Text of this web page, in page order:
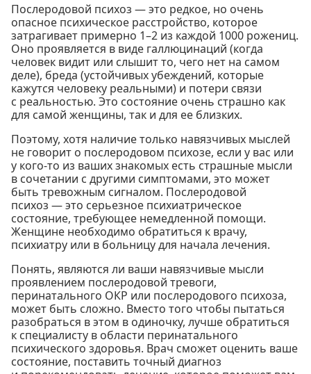
Послеродовой психоз — это редкое, но очень
опасное психическое расстройство, которое
затрагивает примерно 1–2 из каждой 1000 рожениц.
Оно проявляется в виде галлюцинаций (когда
человек видит или слышит то, чего нет на самом
деле), бреда (устойчивых убеждений, которые
кажутся человеку реальными) и потери связи
с реальностью. Это состояние очень страшно как
для самой женщины, так и для ее близких.
Поэтому, хотя наличие только навязчивых мыслей
не говорит о послеродовом психозе, если у вас или
у кого-то из ваших знакомых есть страшные мысли
в сочетании с другими симптомами, это может
быть тревожным сигналом. Послеродовой
психоз — это серьезное психиатрическое
состояние, требующее немедленной помощи.
Женщине необходимо обратиться к врачу,
психиатру или в больницу для начала лечения.
Понять, являются ли ваши навязчивые мысли
проявлением послеродовой тревоги,
перинатального ОКР или послеродового психоза,
может быть сложно. Вместо того чтобы пытаться
разобраться в этом в одиночку, лучше обратиться
к специалисту в области перинатального
психического здоровья. Врач сможет оценить ваше
состояние, поставить точный диагноз